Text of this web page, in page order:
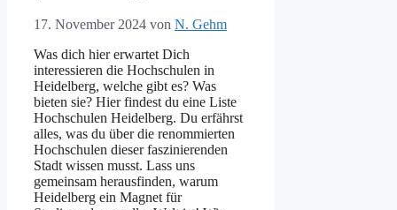
17. November 2024 von N. Gehm
Was dich hier erwartet Dich
interessieren die Hochschulen in
Heidelberg, welche gibt es? Was
bieten sie? Hier findest du eine Liste
Hochschulen Heidelberg. Du erfährst
alles, was du über die renommierten
Hochschulen dieser faszinierenden
Stadt wissen musst. Lass uns
gemeinsam herausfinden, warum
Heidelberg ein Magnet für